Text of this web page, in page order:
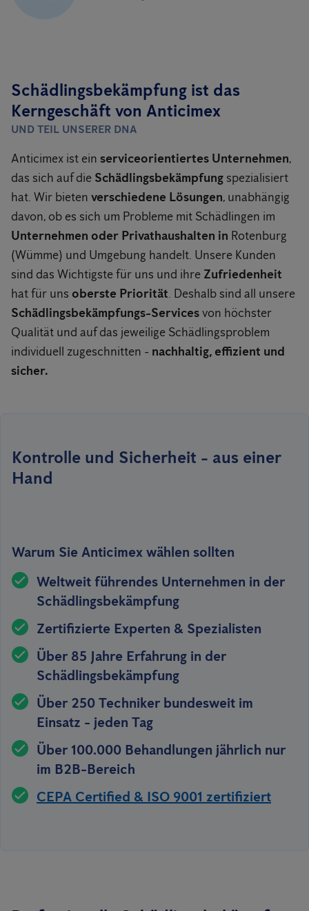
Schädlingsbekämpfung ist das
Kerngeschäft von Anticimex
UND TEIL UNSERER DNA
Anticimex ist ein serviceorientiertes Unternehmen,
das sich auf die Schädlingsbekämpfung spezialisiert
hat. Wir bieten verschiedene Lösungen, unabhängig
davon, ob es sich um Probleme mit Schädlingen im
Unternehmen oder Privathaushalten in Rotenburg
(Wümme) und Umgebung handelt. Unsere Kunden
sind das Wichtigste für uns und ihre Zufriedenheit
hat für uns oberste Priorität. Deshalb sind all unsere
Schädlingsbekämpfungs-Servicesvon höchster
Qualität und auf das jeweilige Schädlingsproblem
individuell zugeschnitten - nachhaltig, effizient und
sicher.
Kontrolle und Sicherheit - aus einer
Hand
Warum Sie Anticimex wählen sollten
Weltweit führendes Unternehmen in der
Schädlingsbekämpfung
Zertifizierte Experten & Spezialisten
Über 85 Jahre Erfahrung in der
Schädlingsbekämpfung
Über 250 Techniker bundesweit im
Einsatz - jeden Tag
Über 100.000 Behandlungen jährlich nur
im B2B-Bereich
CEPA Certified & ISO 9001 zertifiziert